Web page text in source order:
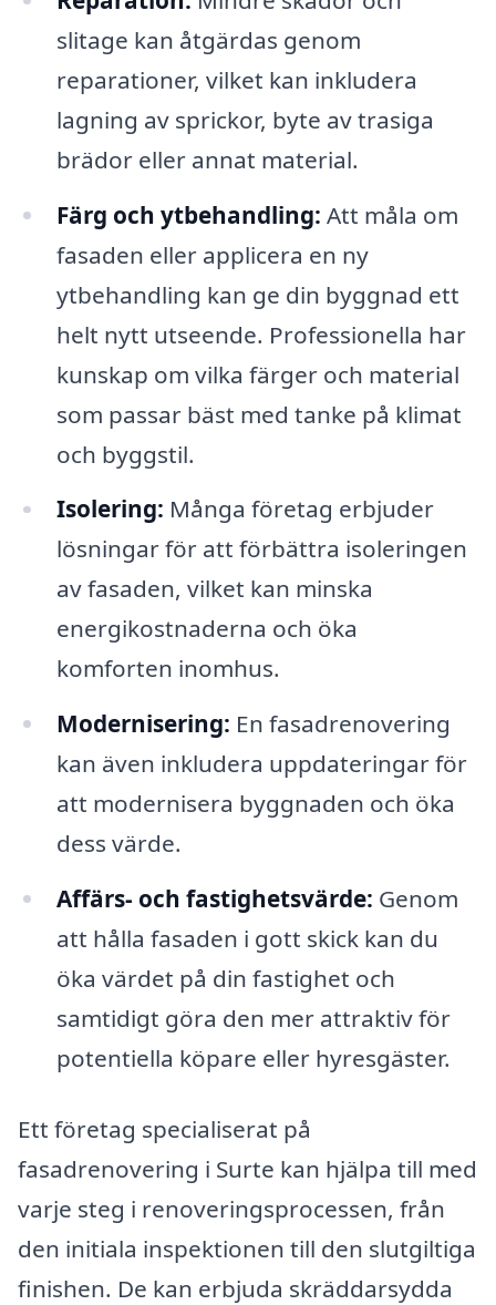
slitage kan åtgärdas genom
reparationer, vilket kan inkludera
lagning av sprickor, byte av trasiga
brädor eller annat material.
Färg och ytbehandling: Att måla om
fasaden eller applicera en ny
ytbehandling kan ge din byggnad ett
helt nytt utseende. Professionella har
kunskap om vilka färger och material
som passar bäst med tanke på klimat
och byggstil.
Isolering: Många företag erbjuder
lösningar för att förbättra isoleringen
av fasaden, vilket kan minska
energikostnaderna och öka
komforten inomhus.
Modernisering: En fasadrenovering
kan även inkludera uppdateringar för
att modernisera byggnaden och öka
dess värde.
Affärs- och fastighetsvärde: Genom
att hålla fasaden i gott skick kan du
öka värdet på din fastighet och
samtidigt göra den mer attraktiv för
potentiella köpare eller hyresgäster.
Ett företag specialiserat på
fasadrenovering i Surte kan hjälpa till med
varje steg i renoveringsprocessen, från
den initiala inspektionen till den slutgiltiga
finishen. De kan erbjuda skräddarsydda